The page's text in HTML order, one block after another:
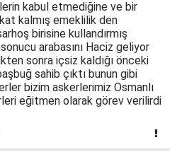
kabul etmediğine ve bir
kalmış emeklilik den
birisine kullandırmış
arabasını Haciz geliyor
sonra içsiz kaldığı önceki
sahib çıktı bunun gibi
bizim askerlerimiz Osmanlı
eğitmen olarak görev verilirdi